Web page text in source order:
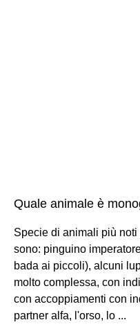
Quale animale è
Specie di animali più
sono: pinguino
bada ai piccoli), alcuni
molto complessa, con
con accoppiamenti con
partner alfa, l'orso, lo ...